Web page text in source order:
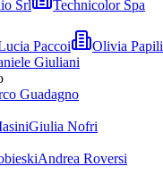
Srl
Technicolor Spa
Paccoi Olivia Papili
Giuliani
Guadagno
Giulia Nofri
Andrea Roversi